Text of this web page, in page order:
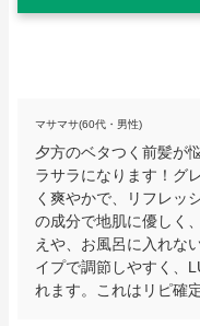
マサマサ(60代・男性)
夕方のベタつく前髪が
ラサラになります！グ
く爽やかで、リフレッ
の成分で地肌に優しく
えや、お風呂に入れな
イプで調節しやすく、
れます。これはリピ確